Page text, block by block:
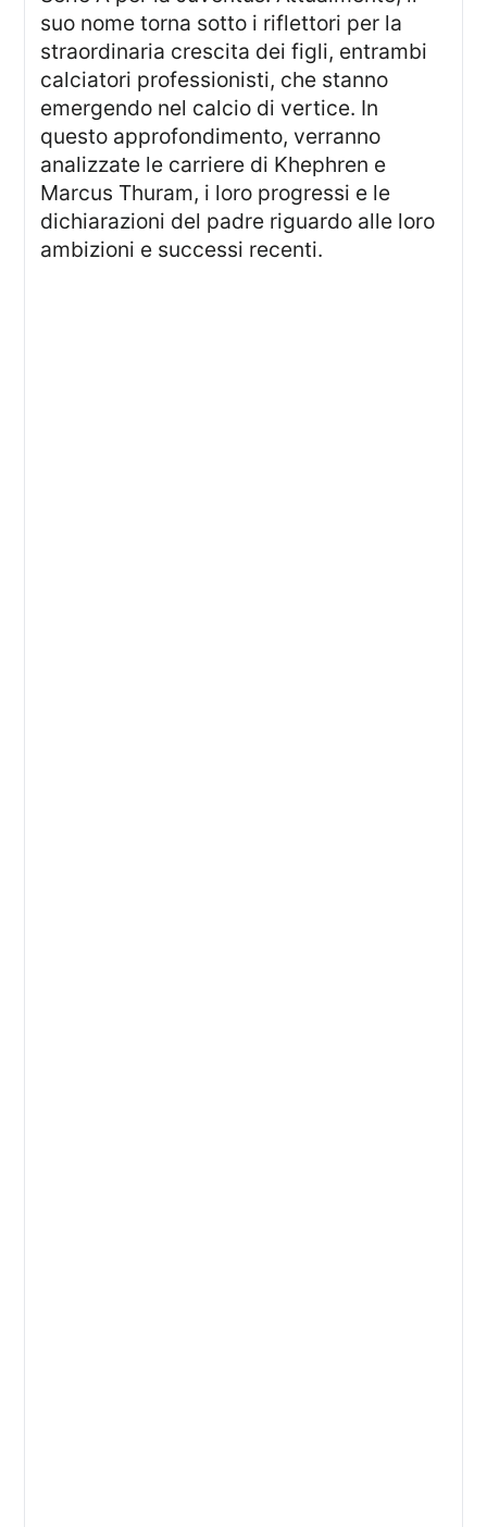
suo nome torna sotto i riflettori per la
straordinaria crescita dei figli, entrambi
calciatori professionisti, che stanno
emergendo nel calcio di vertice. In
questo approfondimento, verranno
analizzate le carriere di Khephren e
Marcus Thuram, i loro progressi e le
dichiarazioni del padre riguardo alle loro
ambizioni e successi recenti.